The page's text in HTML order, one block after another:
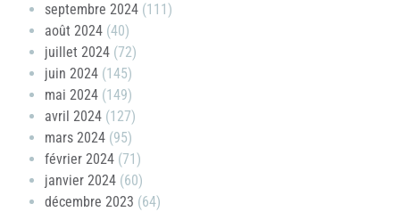
septembre 2024 (111)
août 2024 (40)
juillet 2024 (72)
juin 2024 (145)
mai 2024 (149)
avril 2024 (127)
mars 2024 (95)
février 2024 (71)
janvier 2024 (60)
décembre 2023 (64)